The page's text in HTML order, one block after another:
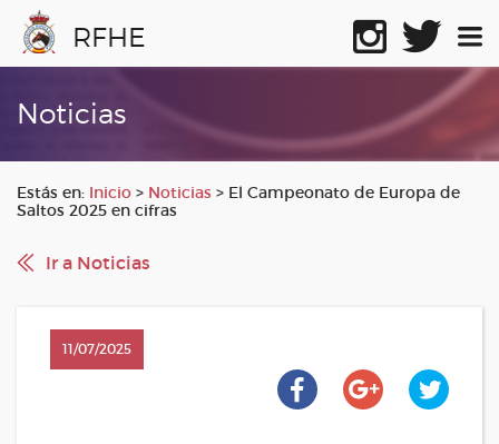
RFHE
Noticias
Estás en: Inicio > Noticias > El Campeonato de Europa de
Saltos 2025 en cifras
Ir a Noticias
11/07/2025